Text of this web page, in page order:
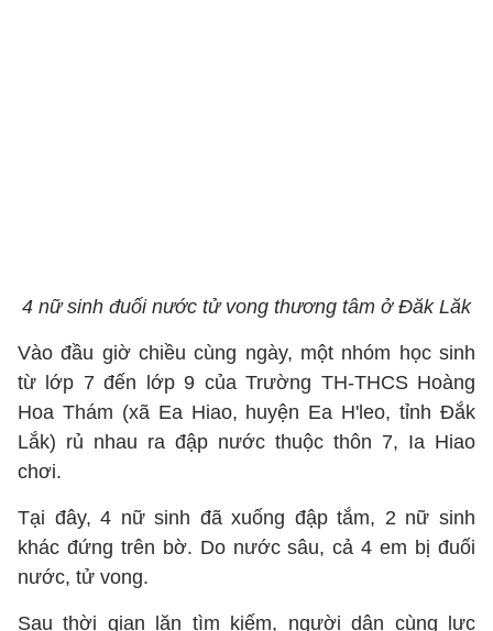
4 nữ sinh đuối nước tử vong thương tâm ở Đăk Lăk
Vào đầu giờ chiều cùng ngày, một nhóm học sinh
từ lớp 7 đến lớp 9 của Trường TH-THCS Hoàng
Hoa Thám (xã Ea Hiao, huyện Ea H'leo, tỉnh Đắk
Lắk) rủ nhau ra đập nước thuộc thôn 7, Ia Hiao
chơi.
Tại đây, 4 nữ sinh đã xuống đập tắm, 2 nữ sinh
khác đứng trên bờ. Do nước sâu, cả 4 em bị đuối
nước, tử vong.
Sau thời gian lặn tìm kiếm, người dân cùng lực